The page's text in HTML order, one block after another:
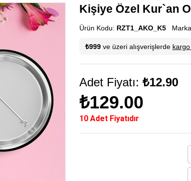
Kişiye Özel Kur`an
Ürün Kodu: RZT1_AKO_K5
₺999 ve üzeri alışverişlerde
Adet Fiyatı: ₺12.90
₺129.00
10 Adet Fiyatıdır